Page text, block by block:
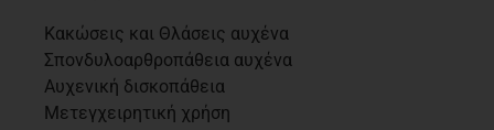
Κακώσεις και Θλάσεις αυχένα
Σπονδυλοαρθροπάθεια αυχένα
Αυχενική δισκοπάθεια
Μετεγχειρητική χρήση